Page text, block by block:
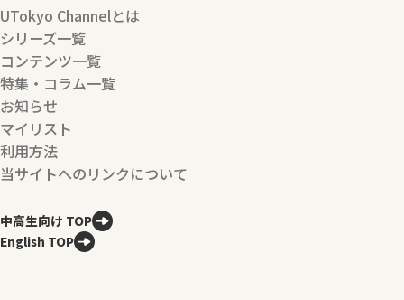
UTokyo Channelとは
シリーズ一覧
コンテンツ一覧
特集・コラム一覧
お知らせ
マイリスト
利用方法
当サイトへのリンクについて
中高生向け TOP
English TOP